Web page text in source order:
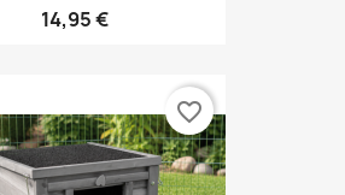
14,95 €
favorite_border